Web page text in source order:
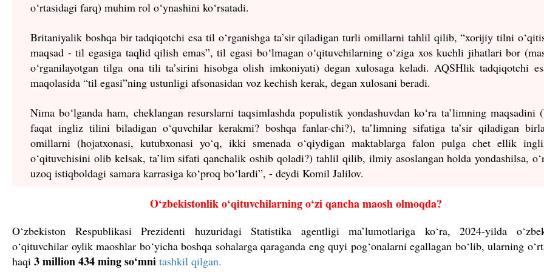
o‘rtasidagi farq) muhim rol o‘ynashini ko‘rsatadi.
Britaniyalik boshqa bir tadqiqotchi esa til o‘rganishga ta’sir qiladigan turli omillarni tahlil qilib, “xorijiy tilni
maqsad - til egasiga taqlid qilish emas”, til egasi bo‘lmagan o‘qituvchilarning o‘ziga xos kuchli jihatlari bor
o‘rganilayotgan tilga ona tili ta’sirini hisobga olish imkoniyati) degan xulosaga keladi. AQSHlik tadqiqotchi
maqolasida “til egasi”ning ustunligi afsonasidan voz kechish kerak, degan xulosani beradi.
Nima bo‘lganda ham, cheklangan resurslarni taqsimlashda populistik yondashuvdan ko‘ra ta’limning maqsadini
faqat ingliz tilini biladigan o‘quvchilar kerakmi? boshqa fanlar-chi?), ta’limning sifatiga ta’sir qiladigan
omillarni (hojatxonasi, kutubxonasi yo‘q, ikki smenada o‘qiydigan maktablarga falon pulga chet ellik
o‘qituvchisini olib kelsak, ta’lim sifati qanchalik oshib qoladi?) tahlil qilib, ilmiy asoslangan holda yondashilsa,
uzoq istiqboldagi samara karrasiga ko‘proq bo‘lardi”, - deydi Komil Jalilov.
O‘zbekistonlik o‘qituvchilarning o‘zi qancha maosh olmoqda?
O‘zbekiston Respublikasi Prezidenti huzuridagi Statistika agentligi ma’lumotlariga ko‘ra, 2024-yilda
o‘qituvchilar oylik maoshlar bo‘yicha boshqa sohalarga qaraganda eng quyi pog‘onalarni egallagan bo‘lib, ularning
haqi 3 million 434 ming so‘mni tashkil qilgan.